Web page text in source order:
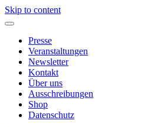
Skip to content
Presse
Veranstaltungen
Newsletter
Kontakt
Über uns
Ausschreibungen
Shop
Datenschutz